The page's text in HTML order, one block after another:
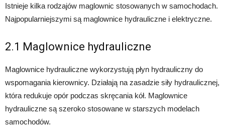
Istnieje kilka rodzajów maglownic stosowanych w samochodach.
Najpopularniejszymi są maglownice hydrauliczne i elektryczne.
2.1 Maglownice hydrauliczne
Maglownice hydrauliczne wykorzystują płyn hydrauliczny do
wspomagania kierownicy. Działają na zasadzie siły hydraulicznej,
która redukuje opór podczas skręcania kół. Maglownice
hydrauliczne są szeroko stosowane w starszych modelach
samochodów.